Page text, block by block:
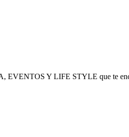
EVENTOS Y LIFE STYLE que te